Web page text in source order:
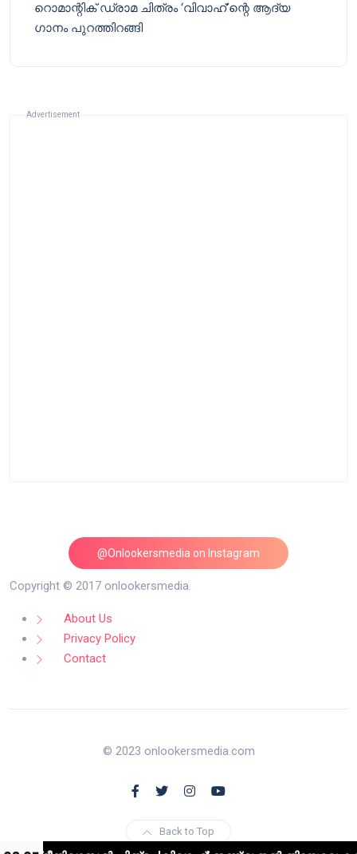
റൊമാന്റിക് ഡ്രാമ ചിത്രം ‘വിവാഹ്’ന്റെ ആദ്യ
ഗാനം പുറത്തിറങ്ങി
Advertisement
@Onlookersmedia on Instagram
Follow on Instagram
Copyright © 2017 onlookersmedia.
About Us
Privacy Policy
Contact
© 2023 onlookersmedia.com
Back to Top